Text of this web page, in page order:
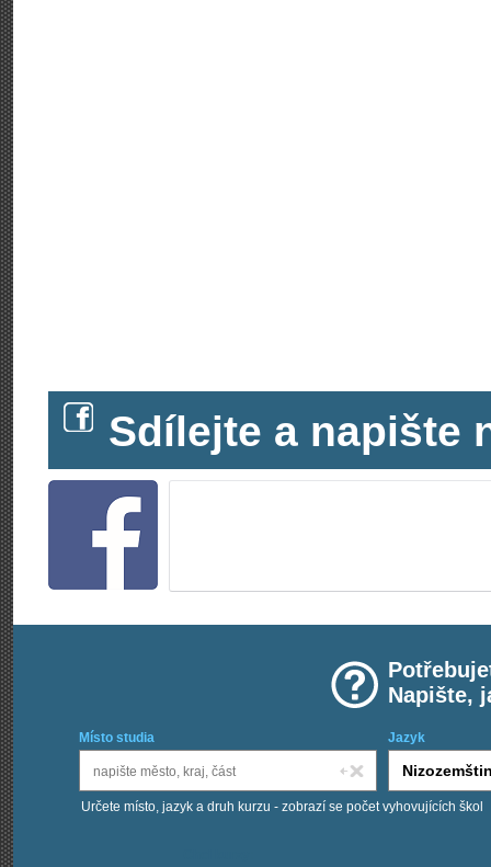
Sdílejte a napište
Napište,
Místo studia Jazyk
Určete místo, jazyk a druh kurzu - zobrazí se počet vyhovujících škol